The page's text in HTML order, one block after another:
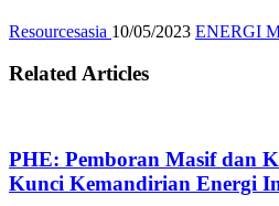
Resourcesasia 10/05/2023 ENERGI
Related Articles
PHE: Pemboran Masif dan
Kunci Kemandirian Energi